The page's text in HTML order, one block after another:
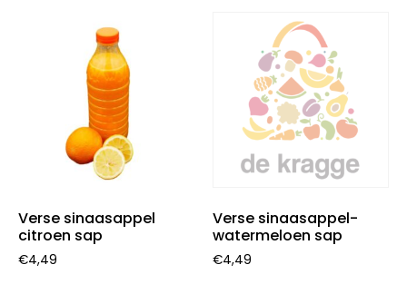
Verse sinaasappel
citroen sap
€4,49
Verse sinaasappel-
watermeloen sap
€4,49